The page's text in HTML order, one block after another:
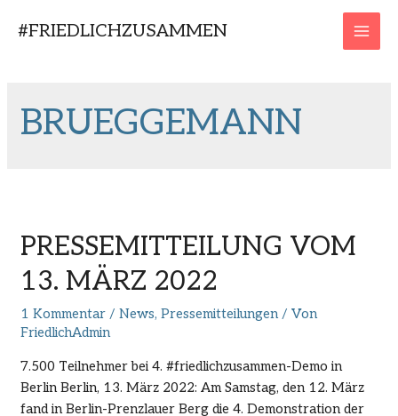
Inhalt#FRIEDLICHZUSAMMEN
BRUEGGEMANN
PRESSEMITTEILUNG VOM
13. MÄRZ 2022
1 Kommentar /News,Pressemitteilungen / Von
FriedlichAdmin
7.500 Teilnehmer bei 4. #friedlichzusammen-Demo in
Berlin Berlin, 13. März 2022: Am Samstag, den 12. März
fand in Berlin-Prenzlauer Berg die 4. Demonstration der